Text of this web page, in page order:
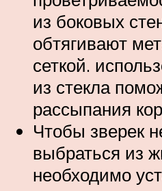
из боковых
обтягивают
сеткой.
из стекла
рассыпания
Чтобы зверек
выбраться из
необходимо